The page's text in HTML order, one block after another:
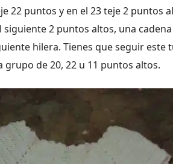
22 puntos y en el 23 teje 2 puntos
2 puntos altos, una
hilera. Tienes que seguir
de 20, 22 u 11 puntos altos.